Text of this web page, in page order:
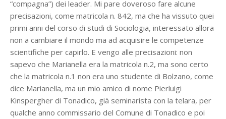
“compagna”) dei leader. Mi pare doveroso fare alcune
precisazioni, come matricola n. 842, ma che ha vissuto quei
primi anni del corso di studi di Sociologia, interessato allora
non a cambiare il mondo ma ad acquisire le competenze
scientifiche per capirlo. E vengo alle precisazioni: non
sapevo che Marianella era la matricola n.2, ma sono certo
che la matricola n.1 non era uno studente di Bolzano, come
dice Marianella, ma un mio amico di nome Pierluigi
Kinspergher di Tonadico, già seminarista con la telara, per
qualche anno commissario del Comune di Tonadico e poi